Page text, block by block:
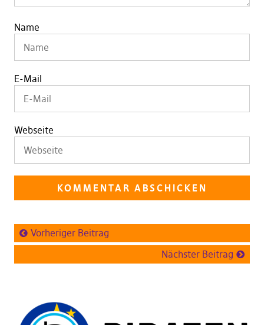
Name
E-Mail
Webseite
Vorheriger Beitrag
Nächster Beitrag